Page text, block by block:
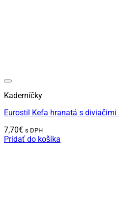
Kaderníčky
Eurostil Kefa hranatá s
7,70€ s DPH
Pridať do košíka